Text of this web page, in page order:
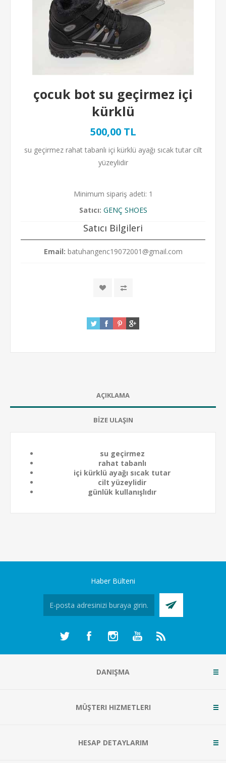
çocuk bot su geçirmez içi
kürklü
500,00 TL
su geçirmez rahat tabanlı içi kürklü ayağı sıcak tutar cilt
yüzeylidir
Minimum sipariş adeti: 1
Satıcı: GENÇ SHOES
Satıcı Bilgileri
Email: batuhangenc19072001@gmail.com
AÇIKLAMA
BİZE ULAŞIN
su geçirmez
rahat tabanlı
içi kürklü ayağı sıcak tutar
cilt yüzeylidir
günlük kullanışlıdır
Haber Bülteni
DANIŞMA
MÜŞTERI HIZMETLERI
HESAP DETAYLARIM